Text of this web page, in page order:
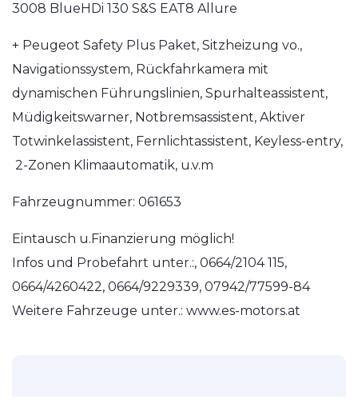
3008 BlueHDi 130 S&S EAT8 Allure
+ Peugeot Safety Plus Paket, Sitzheizung vo.,
Navigationssystem, Rückfahrkamera mit
dynamischen Führungslinien, Spurhalteassistent,
Müdigkeitswarner, Notbremsassistent, Aktiver
Totwinkelassistent, Fernlichtassistent, Keyless-entry,
2-Zonen Klimaautomatik, u.v.m
Fahrzeugnummer: 061653
Eintausch u.Finanzierung möglich!
Infos und Probefahrt unter.:, 0664/2104 115,
0664/4260422, 0664/9229339, 07942/77599-84
Weitere Fahrzeuge unter.: www.es-motors.at